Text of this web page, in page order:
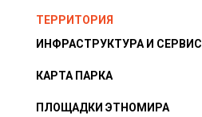
ТЕРРИТОРИЯ
ИНФРАСТРУКТУРА И СЕРВИС
КАРТА ПАРКА
ПЛОЩАДКИ ЭТНОМИРА